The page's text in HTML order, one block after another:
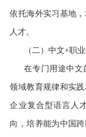
依托海外实习基地
人才。
（二）中文+职
在专门用途中文
领域教育规律和实
企业复合型语言人
向，培养能为中国